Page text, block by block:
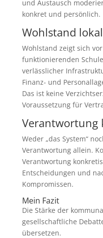
und Austausch
konkret und persönlich.
Wohlstand
Wohlstand zeigt sich
funktionierenden
verlässlicher
Finanz- und
Das ist keine
Voraussetzung für
Verantwortung
Weder „das System“
Verantwortung allein.
Verantwortung
Entscheidungen und
Kompromissen.
Mein Fazit
Die Stärke der
gesellschaftliche
übersetzen.